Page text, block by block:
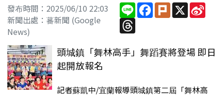
發布時間：2025/06/10 22:03
新聞出處：蕃新聞 (Google
News)
Line Facebook
PlurkX
Threads
頭城鎮「舞林高手」舞蹈賽將登場 即日
起開放報名
記者蘇凱中/宜蘭報導頭城鎮第二屆「舞林高